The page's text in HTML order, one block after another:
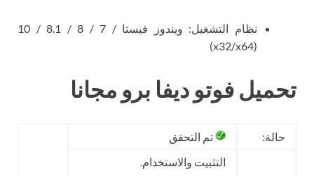
نظام التشغيل: ويندوز فيستا / 7 / 8 / 8.1 / 10
(x32/x64)
تحميل فوتو ديفا برو مجانا
حالة: تم التحقق
التثبيت والاستخدام.